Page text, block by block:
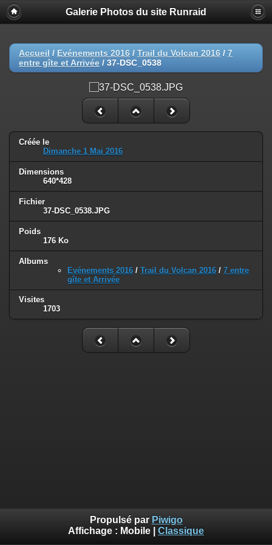
Galerie Photos du site Runraid
Accueil / Evénements 2016 / Trail du Volcan 2016 / 7
entre gîte et Arrivée / 37-DSC_0538
Créée le
Dimanche 1 Mai 2016
Dimensions
640*428
Fichier
37-DSC_0538.JPG
Poids
176 Ko
Albums
Evénements 2016 / Trail du Volcan 2016 / 7 entre
gîte et Arrivée
Visites
1703
Propulsé par Piwigo
Affichage : Mobile Classique